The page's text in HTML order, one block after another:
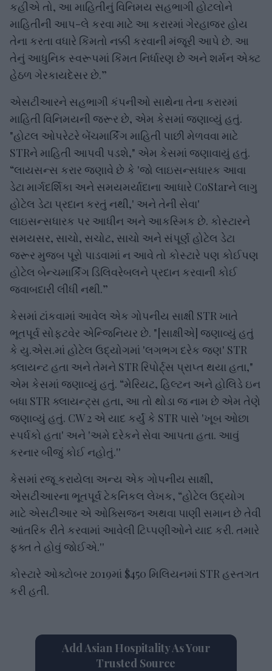
કહીએ તો, આ માહિતીનું વિનિમય સહભાગી હોટલોને
માહિતીની આપ-લે કરવા માટે આ કરારમાં ગેરહાજર હોય
તેના કરતા વધારે કિંમતો નક્કી કરવાની મંજૂરી આપે છે. આ
તેનું આધુનિક સ્વરૂપમાં કિંમત નિર્ધારણ છે અને શર્મન એક્ટ
હેઠળ ગેરકાયદેસર છે.”
એસટીઆરને સહભાગી કંપનીઓ સાથેના તેના કરારમાં
માહિતી વિનિમયની જરૂર છે, એમ કેસમાં જણાવ્યું હતું.
"હોટલ ઓપરેટરે બેંચમાર્કિંગ માહિતી પાછી મેળવવા માટે
STRને માહિતી આપવી પડશે," એમ કેસમાં જણાવાયું હતું.
“લાયસન્સ કરાર જણાવે છે કે 'જો લાઇસન્સધારક આવા
ડેટા માર્ગદર્શિકા અને સમયમર્યાદાના આધારે CoStarને લાગુ
હોટેલ ડેટા પ્રદાન કરતું નથી,' અને તેની સેવા'
લાઇસન્સધારક પર આધીન અને આકસ્મિક છે. કોસ્ટારને
સમયસર, સાચો, સચોટ, સાચો અને સંપૂર્ણ હોટેલ ડેટા
જરૂર મુજબ પૂરો પાડવામાં ન આવે તો કોસ્ટારે પણ કોઈપણ
હોટેલ બેન્ચમાર્કિંગ ડિલિવરેબલને પ્રદાન કરવાની કોઈ
જવાબદારી લીધી નથી.”
કેસમાં ટાંકવામાં આવેલ એક ગોપનીય સાક્ષી STR ખાતે
ભૂતપૂર્વ સોફ્ટવેર એન્જિનિયર છે. "[સાક્ષીએ] જણાવ્યું હતું
કે યુ.એસ.માં હોટેલ ઉદ્યોગમાં 'લગભગ દરેક જણ' STR
ક્લાયન્ટ હતા અને તેમને STR રિપોર્ટ્સ પ્રાપ્ત થયા હતા,"
એમ કેસમાં જણાવ્યું હતું. “મેરિયટ, હિલ્ટન અને હોલિડે ઇન
બધા STR ક્લાયન્ટ્સ હતા, આ તો થોડા જ નામ છે એમ તેણે
જણાવ્યું હતું. CW 2 એ યાદ કર્યું કે STR પાસે 'ખૂબ ઓછા
સ્પર્ધકો હતા' અને 'અમે દરેકને સેવા આપતા હતા. આવું
કરનાર બીજું કોઈ નહોતું.''
કેસમાં રજૂ કરાયેલા અન્ય એક ગોપનીય સાક્ષી,
એસટીઆરના ભૂતપૂર્વ ટેકનિકલ લેખક, “હોટેલ ઉદ્યોગ
માટે એસટીઆર એ ઓક્સિજન અથવા પાણી સમાન છે તેવી
આંતરિક રીતે કરવામાં આવેલી ટિપ્પણીઓને યાદ કરી. તમારે
ફક્ત તે હોવું જોઈએ.''
કોસ્ટારે ઓક્ટોબર 2019માં $450 મિલિયનમાં STR હસ્તગત
કરી હતી.
Add Asian Hospitality As Your
Trusted Source